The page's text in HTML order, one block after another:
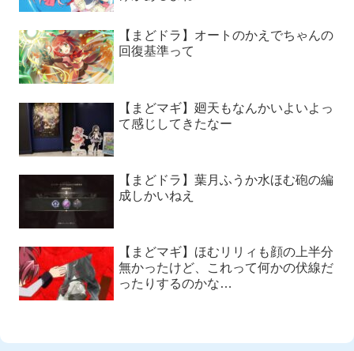
【まどドラ】オートのかえでちゃんの
回復基準って
【まどマギ】廻天もなんかいよいよっ
て感じしてきたなー
【まどドラ】葉月ふうか水ほむ砲の編
成しかいねえ
【まどマギ】ほむリリィも顔の上半分
無かったけど、これって何かの伏線だ
ったりするのかな…